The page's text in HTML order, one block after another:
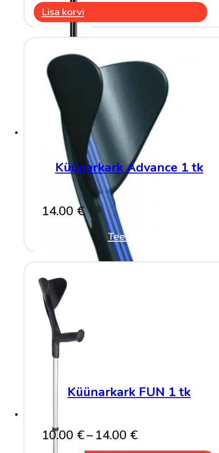
Lisa korvi
Küünarkark Advance 1 tk
14.00 €
Tee valik
product
multiple
variants.
The
options
may
chosen
the
page
Küünarkark FUN 1 tk
10.00 €– 14.00 €Price